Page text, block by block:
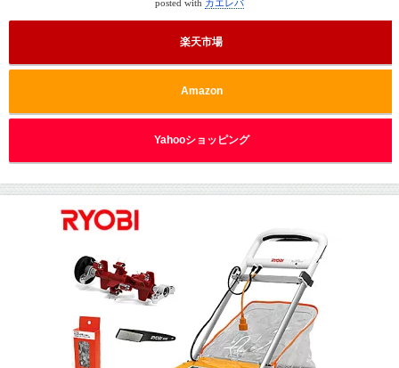
posted with カエレバ
楽天市場
Amazon
Yahooショッピング